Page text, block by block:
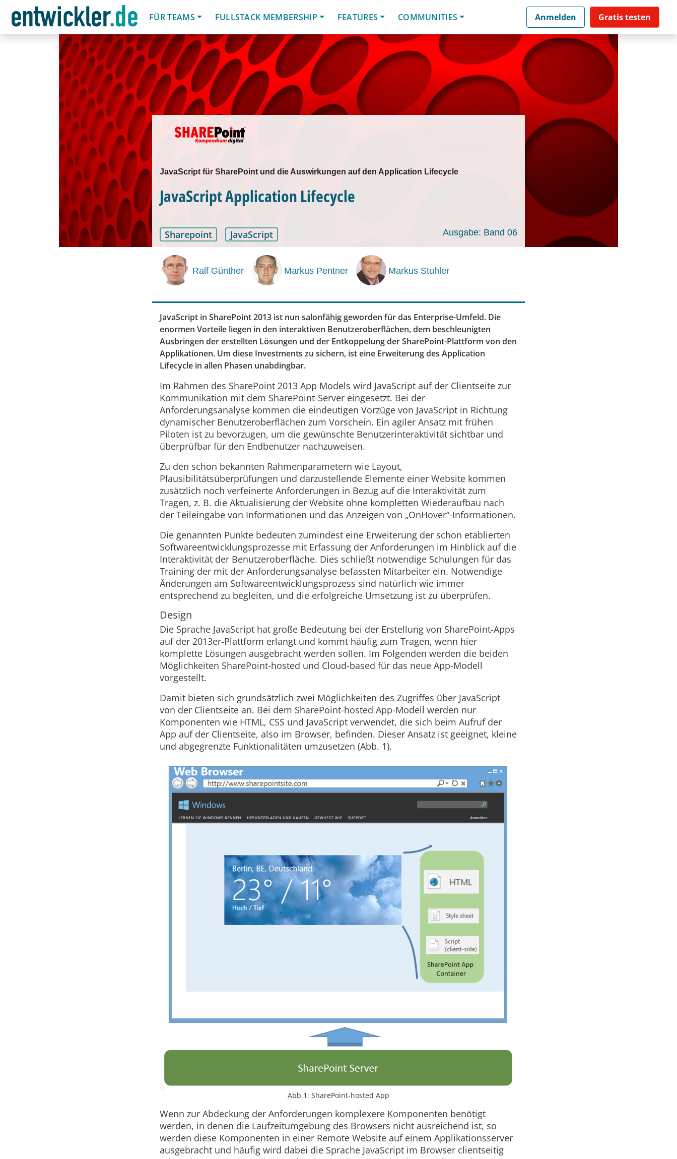
FÜR TEAMS
FULLSTACK MEMBERSHIP FEATURES COMMUNITIES Anmelden Gratis testen
JavaScript für SharePoint und die Auswirkungen auf den Application Lifecycle
JavaScript Application Lifecycle
Sharepoint JavaScript Ausgabe: Band 06
Ralf Günther Markus Pentner Markus Stuhler
JavaScript in SharePoint 2013 ist nun salonfähig geworden für das Enterprise-Umfeld. Die
enormen Vorteile liegen in den interaktiven Benutzeroberflächen, dem beschleunigten
Ausbringen der erstellten Lösungen und der Entkoppelung der SharePoint-Plattform von den
Applikationen. Um diese Investments zu sichern, ist eine Erweiterung des Application
Lifecycle in allen Phasen unabdingbar.
Im Rahmen des SharePoint 2013 App Models wird JavaScript auf der Clientseite zur
Kommunikation mit dem SharePoint-Server eingesetzt. Bei der
Anforderungsanalyse kommen die eindeutigen Vorzüge von JavaScript in Richtung
dynamischer Benutzeroberflächen zum Vorschein. Ein agiler Ansatz mit frühen
Piloten ist zu bevorzugen, um die gewünschte Benutzerinteraktivität sichtbar und
überprüfbar für den Endbenutzer nachzuweisen.
Zu den schon bekannten Rahmenparametern wie Layout,
Plausibilitätsüberprüfungen und darzustellende Elemente einer Website kommen
zusätzlich noch verfeinerte Anforderungen in Bezug auf die Interaktivität zum
Tragen, z. B. die Aktualisierung der Website ohne kompletten Wiederaufbau nach
der Teileingabe von Informationen und das Anzeigen von „OnHover“-Informationen.
Die genannten Punkte bedeuten zumindest eine Erweiterung der schon etablierten
Softwareentwicklungsprozesse mit Erfassung der Anforderungen im Hinblick auf die
Interaktivität der Benutzeroberfläche. Dies schließt notwendige Schulungen für das
Training der mit der Anforderungsanalyse befassten Mitarbeiter ein. Notwendige
Änderungen am Softwareentwicklungsprozess sind natürlich wie immer
entsprechend zu begleiten, und die erfolgreiche Umsetzung ist zu überprüfen.
Design
Die Sprache JavaScript hat große Bedeutung bei der Erstellung von SharePoint-Apps
auf der 2013er-Plattform erlangt und kommt häufig zum Tragen, wenn hier
komplette Lösungen ausgebracht werden sollen. Im Folgenden werden die beiden
Möglichkeiten SharePoint-hosted und Cloud-based für das neue App-Modell
vorgestellt.
Damit bieten sich grundsätzlich zwei Möglichkeiten des Zugriffes über JavaScript
von der Clientseite an. Bei dem SharePoint-hosted App-Modell werden nur
Komponenten wie HTML, CSS und JavaScript verwendet, die sich beim Aufruf der
App auf der Clientseite, also im Browser, befinden. Dieser Ansatz ist geeignet, kleine
und abgegrenzte Funktionalitäten umzusetzen (Abb. 1).
Abb.1: SharePoint-hosted App
Wenn zur Abdeckung der Anforderungen komplexere Komponenten benötigt
werden, in denen die Laufzeitumgebung des Browsers nicht ausreichend ist, so
werden diese Komponenten in einer Remote Website auf einem Applikationsserver
ausgebracht und häufig wird dabei die Sprache JavaScript im Browser clientseitig